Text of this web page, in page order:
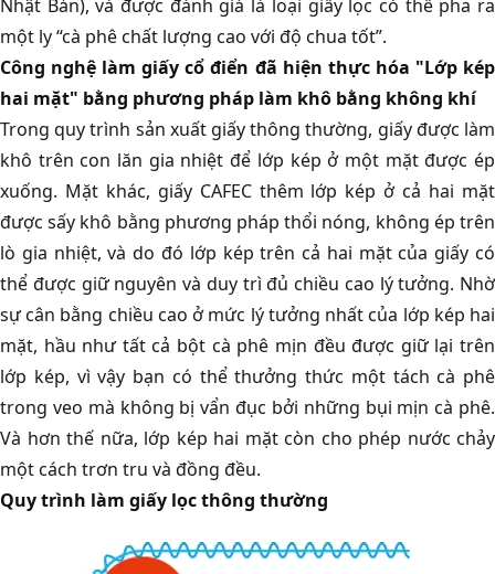
Nhật Bản), và được đánh giá là loại giấy lọc có thể pha ra
một ly “cà phê chất lượng cao với độ chua tốt”.
Công nghệ làm giấy cổ điển đã hiện thực hóa "Lớp kép
hai mặt" bằng phương pháp làm khô bằng không khí
Trong quy trình sản xuất giấy thông thường, giấy được làm
khô trên con lăn gia nhiệt để lớp kép ở một mặt được ép
xuống. Mặt khác, giấy CAFEC thêm lớp kép ở cả hai mặt
được sấy khô bằng phương pháp thổi nóng, không ép trên
lò gia nhiệt, và do đó lớp kép trên cả hai mặt của giấy có
thể được giữ nguyên và duy trì đủ chiều cao lý tưởng. Nhờ
sự cân bằng chiều cao ở mức lý tưởng nhất của lớp kép hai
mặt, hầu như tất cả bột cà phê mịn đều được giữ lại trên
lớp kép, vì vậy bạn có thể thưởng thức một tách cà phê
trong veo mà không bị vẩn đục bởi những bụi mịn cà phê.
Và hơn thế nữa, lớp kép hai mặt còn cho phép nước chảy
một cách trơn tru và đồng đều.
Quy trình làm giấy lọc thông thường